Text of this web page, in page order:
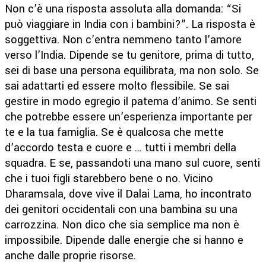
Non c’è una risposta assoluta alla domanda: “Si
può viaggiare in India con i bambini?”. La risposta è
soggettiva. Non c’entra nemmeno tanto l’amore
verso l’India. Dipende se tu genitore, prima di tutto,
sei di base una persona equilibrata, ma non solo. Se
sai adattarti ed essere molto flessibile. Se sai
gestire in modo egregio il patema d’animo. Se senti
che potrebbe essere un’esperienza importante per
te e la tua famiglia. Se è qualcosa che mette
d’accordo testa e cuore e … tutti i membri della
squadra. E se, passandoti una mano sul cuore, senti
che i tuoi figli starebbero bene o no. Vicino
Dharamsala, dove vive il Dalai Lama, ho incontrato
dei genitori occidentali con una bambina su una
carrozzina. Non dico che sia semplice ma non è
impossibile. Dipende dalle energie che si hanno e
anche dalle proprie risorse.